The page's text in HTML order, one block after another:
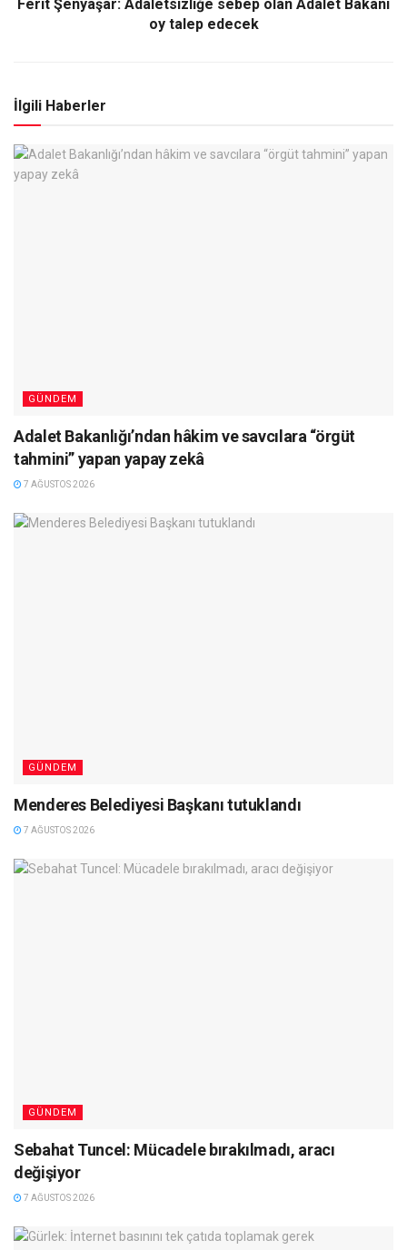
Ferit Şenyaşar: Adaletsizliğe sebep olan Adalet Bakanı
oy talep edecek
İlgili Haberler
GÜNDEM
Adalet Bakanlığı’ndan hâkim ve savcılara “örgüt
tahmini” yapan yapay zekâ
7 AĞUSTOS 2026
GÜNDEM
Menderes Belediyesi Başkanı tutuklandı
7 AĞUSTOS 2026
GÜNDEM
Sebahat Tuncel: Mücadele bırakılmadı, aracı
değişiyor
7 AĞUSTOS 2026